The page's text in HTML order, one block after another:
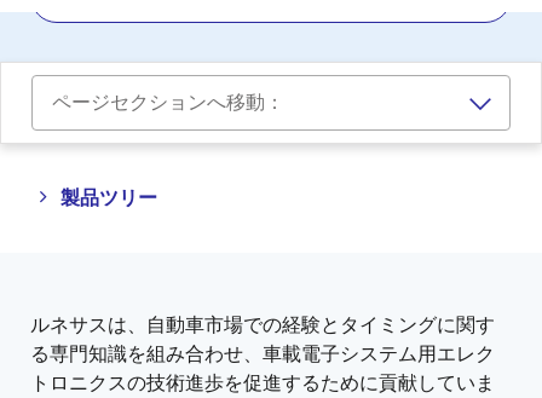
ページセクションへ移動：
製品ツリー
Close
Open
ルネサスは、自動車市場での経験とタイミングに関す
る専門知識を組み合わせ、車載電子システム用エレク
トロニクスの技術進歩を促進するために貢献していま